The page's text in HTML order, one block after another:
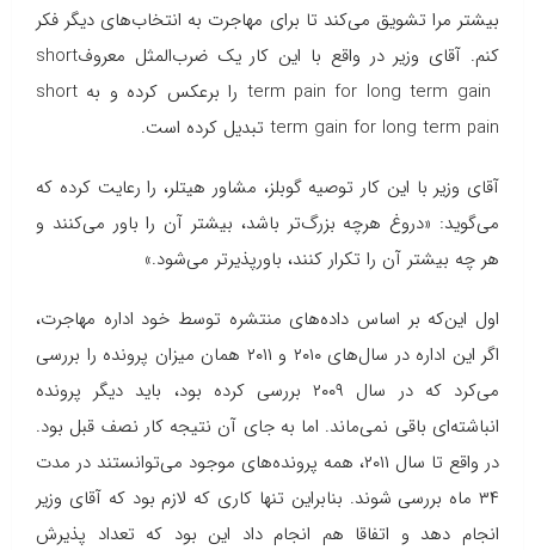
بیشتر مرا تشویق می‌کند تا برای مهاجرت به انتخاب‌های دیگر فکر
کنم. آقای وزیر در واقع با این کار یک ضرب‌المثل معروفshort
term pain for long term gain را برعکس کرده و به short
term gain for long term pain تبدیل کرده است.
آقای وزیر با این کار توصیه گوبلز، مشاور هیتلر، را رعایت کرده که
می‌گوید: «دروغ هرچه بزرگ‌تر باشد، بیشتر آن را باور می‌کنند و
هر چه بیشتر آن را تکرار کنند، باورپذیرتر می‌شود.»
اول این‌که بر اساس داده‌های منتشره توسط خود اداره مهاجرت،
اگر این اداره در سال‌های ۲۰۱۰ و ۲۰۱۱ همان میزان پرونده را بررسی
می‌کرد که در سال‌ ۲۰۰۹ بررسی کرده بود، باید دیگر پرونده
انباشته‌ای باقی نمی‌ماند. اما به جای آن نتیجه کار نصف قبل بود.
در واقع تا سال ۲۰۱۱، همه پرونده‌های موجود می‌توانستند در مدت
۳۴ ماه بررسی شوند. بنابراین تنها کاری که لازم بود که آقای وزیر
انجام دهد و اتفاقا هم انجام داد این بود که تعداد پذیرش